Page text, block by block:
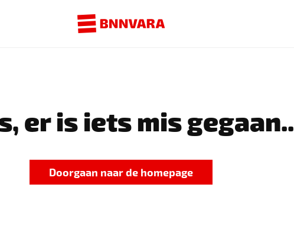
er is iets mis gegaan..
Doorgaan naar de homepage